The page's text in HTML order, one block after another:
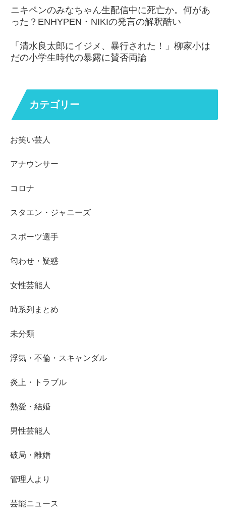
ニキペンのみなちゃん生配信中に死亡か。何があ
った？ENHYPEN・NIKIの発言の解釈酷い
「清水良太郎にイジメ、暴行された！」柳家小は
だの小学生時代の暴露に賛否両論
カテゴリー
お笑い芸人
アナウンサー
コロナ
スタエン・ジャニーズ
スポーツ選手
匂わせ・疑惑
女性芸能人
時系列まとめ
未分類
浮気・不倫・スキャンダル
炎上・トラブル
熱愛・結婚
男性芸能人
破局・離婚
管理人より
芸能ニュース